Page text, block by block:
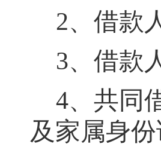
2、借款
3、借款
4、共同
及家属身